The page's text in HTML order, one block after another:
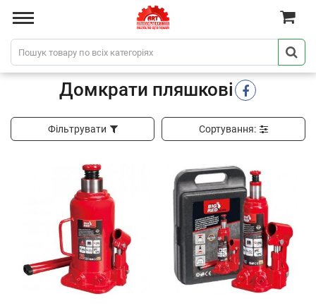
Домкрати пляшкові
Фільтрувати Сортування: